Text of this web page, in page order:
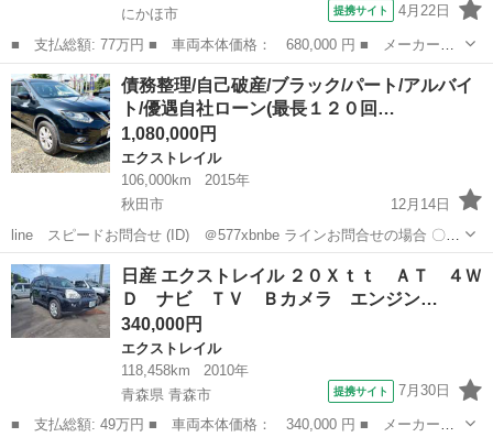
にかほ市
提携サイト 4月22日
■ 支払総額: 77万円 ■ 車両本体価格： 680,000 円 ■ メーカー
名： 日産 ■ 車種名： エクストレイル ■ グレード名： 切り替
え４ＷＤ２０Ｘ エマージェンシーブレーキパッケージ ＣＤ／ＤＶ
Ｄ、Ｂｌｕｅｔｏ...
秋田 にかほ市 エクストレイル
債務整理/自己破産/ブラック/パート/アルバイ
ト/優遇自社ローン(最長１２０回…
1,080,000円
エクストレイル
106,000km
2015年
秋田市
12月14日
line スピードお問合せ (ID) ＠577xbnbe ラインお問合せの場合 〇お
名前 お電話番号 在庫番号 スピード審査希望とメッセージをいた
だけますとスムーズにご対応おこなえます。 ...
秋田 秋田市 エクストレイル
日産 エクストレイル ２０Ｘｔｔ ＡＴ ４Ｗ
Ｄ ナビ ＴＶ Ｂカメラ エンジン…
340,000円
エクストレイル
118,458km
2010年
青森県 青森市
提携サイト 7月30日
■ 支払総額: 49万円 ■ 車両本体価格： 340,000 円 ■ メーカー